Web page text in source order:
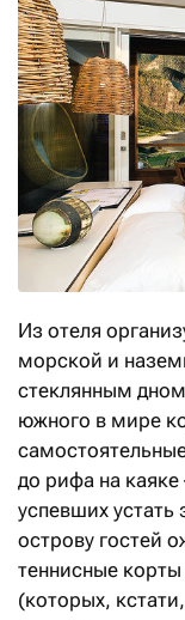
Из отеля
морской и
стеклянным
южного в мире
до рифа на
успевших устать
острову гостей
теннисные
(которых,